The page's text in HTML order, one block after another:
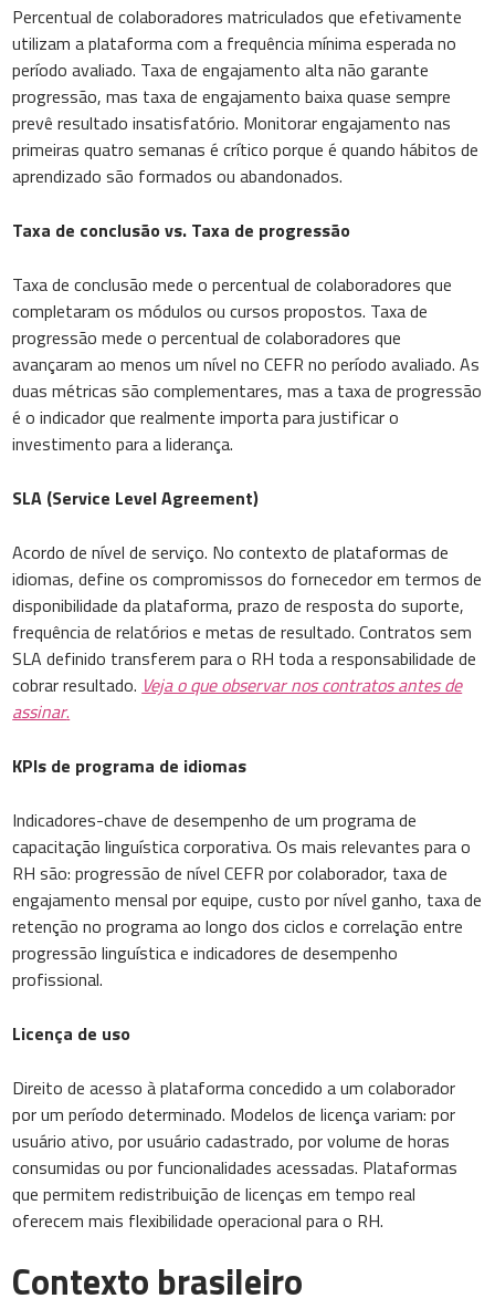
Percentual de colaboradores matriculados que efetivamente
utilizam a plataforma com a frequência mínima esperada no
período avaliado. Taxa de engajamento alta não garante
progressão, mas taxa de engajamento baixa quase sempre
prevê resultado insatisfatório. Monitorar engajamento nas
primeiras quatro semanas é crítico porque é quando hábitos de
aprendizado são formados ou abandonados.
Taxa de conclusão vs. Taxa de progressão
Taxa de conclusão mede o percentual de colaboradores que
completaram os módulos ou cursos propostos. Taxa de
progressão mede o percentual de colaboradores que
avançaram ao menos um nível no CEFR no período avaliado. As
duas métricas são complementares, mas a taxa de progressão
é o indicador que realmente importa para justificar o
investimento para a liderança.
SLA (Service Level Agreement)
Acordo de nível de serviço. No contexto de plataformas de
idiomas, define os compromissos do fornecedor em termos de
disponibilidade da plataforma, prazo de resposta do suporte,
frequência de relatórios e metas de resultado. Contratos sem
SLA definido transferem para o RH toda a responsabilidade de
cobrar resultado. Veja o que observar nos contratos antes de
assinar.
KPIs de programa de idiomas
Indicadores-chave de desempenho de um programa de
capacitação linguística corporativa. Os mais relevantes para o
RH são: progressão de nível CEFR por colaborador, taxa de
engajamento mensal por equipe, custo por nível ganho, taxa de
retenção no programa ao longo dos ciclos e correlação entre
progressão linguística e indicadores de desempenho
profissional.
Licença de uso
Direito de acesso à plataforma concedido a um colaborador
por um período determinado. Modelos de licença variam: por
usuário ativo, por usuário cadastrado, por volume de horas
consumidas ou por funcionalidades acessadas. Plataformas
que permitem redistribuição de licenças em tempo real
oferecem mais flexibilidade operacional para o RH.
Contexto brasileiro